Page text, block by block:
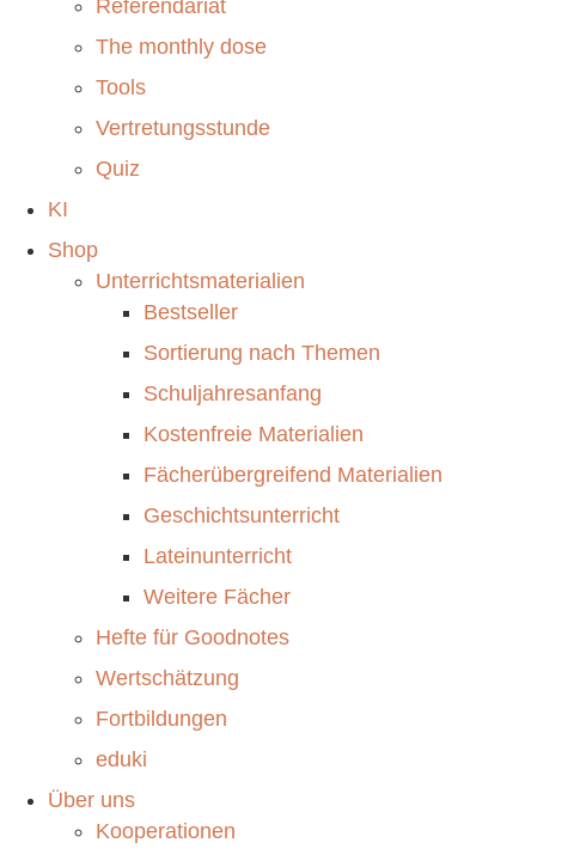
Referendariat
The monthly dose
Tools
Vertretungsstunde
Quiz
KI
Shop
Unterrichtsmaterialien
Bestseller
Sortierung nach Themen
Schuljahresanfang
Kostenfreie Materialien
Fächerübergreifend Materialien
Geschichtsunterricht
Lateinunterricht
Weitere Fächer
Hefte für Goodnotes
Wertschätzung
Fortbildungen
eduki
Über uns
Kooperationen